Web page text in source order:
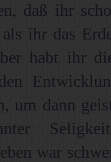
daß ihr
ihr das
habt ihr
um dann
war